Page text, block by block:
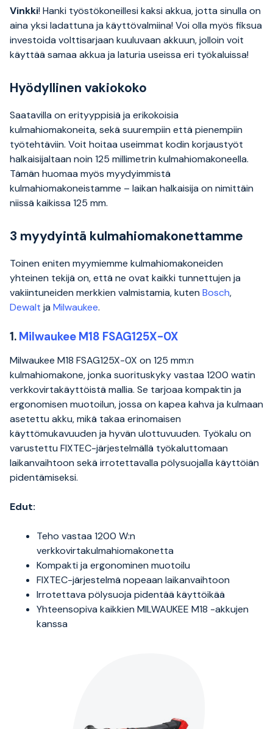
Vinkki! Hanki työstökoneillesi kaksi akkua, jotta sinulla on
aina yksi ladattuna ja käyttövalmiina! Voi olla myös fiksua
investoida volttisarjaan kuuluvaan akkuun, jolloin voit
käyttää samaa akkua ja laturia useissa eri työkaluissa!
Hyödyllinen vakiokoko
Saatavilla on erityyppisiä ja erikokoisia
kulmahiomakoneita, sekä suurempiin että pienempiin
työtehtäviin. Voit hoitaa useimmat kodin korjaustyöt
halkaisijaltaan noin 125 millimetrin kulmahiomakoneella.
Tämän huomaa myös myydyimmistä
kulmahiomakoneistamme – laikan halkaisija on nimittäin
niissä kaikissa 125 mm.
3 myydyintä kulmahiomakonettamme
Toinen eniten myymiemme kulmahiomakoneiden
yhteinen tekijä on, että ne ovat kaikki tunnettujen ja
vakiintuneiden merkkien valmistamia, kuten Bosch,
Dewalt ja Milwaukee.
1. Milwaukee M18 FSAG125X-0X
Milwaukee M18 FSAG125X-0X on 125 mm:n
kulmahiomakone, jonka suorituskyky vastaa 1200 watin
verkkovirtakäyttöistä mallia. Se tarjoaa kompaktin ja
ergonomisen muotoilun, jossa on kapea kahva ja kulmaan
asetettu akku, mikä takaa erinomaisen
käyttömukavuuden ja hyvän ulottuvuuden. Työkalu on
varustettu FIXTEC-järjestelmällä työkaluttomaan
laikanvaihtoon sekä irrotettavalla pölysuojalla käyttöiän
pidentämiseksi.
Edut:
Teho vastaa 1200 W:n
verkkovirtakulmahiomakonetta
Kompakti ja ergonominen muotoilu
FIXTEC-järjestelmä nopeaan laikanvaihtoon
Irrotettava pölysuoja pidentää käyttöikää
Yhteensopiva kaikkien MILWAUKEE M18 -akkujen
kanssa